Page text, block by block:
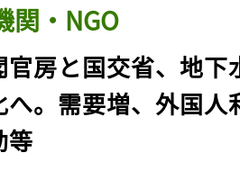
関・NGO
官房と国交省、地下
へ。需要増、外国人
等